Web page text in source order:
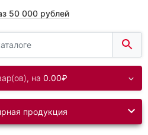
50 000 рублей
на 0.00₽
продукция